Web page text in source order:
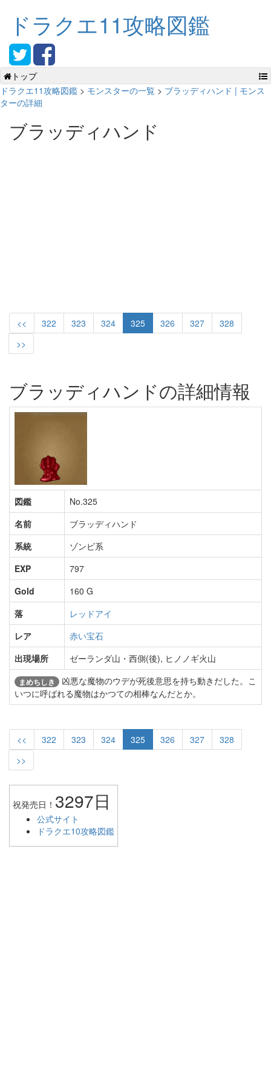
ドラクエ11攻略図鑑
トップ
ドラクエ11攻略図鑑 > モンスターの一覧 > ブラッディハンド | モンス
ターの詳細
ブラッディハンド
<< 322 323 324 325 326 327
328
>>
ブラッディハンドの詳細情報
図鑑
No.325
名前
ブラッディハンド
系統
ゾンビ系
EXP
797
Gold
160 G
落
レッドアイ
レア
赤い宝石
出現場所
ゼーランダ山・西側(後), ヒノノギ火山
まめちしき
凶悪な魔物のウデが死後意思を持ち動きだした。こ
いつに呼ばれる魔物はかつての相棒なんだとか。
<< 322 323 324 325 326 327
328
>>
祝発売日！ 3297日
公式サイト
ドラクエ10攻略図鑑